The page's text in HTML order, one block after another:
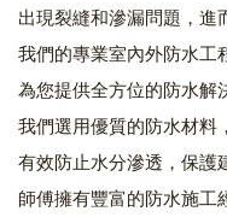
出現裂縫和滲漏問題，進
我們的專業室內外防水工
為您提供全方位的防水解
我們選用優質的防水材料
有效防止水分滲透，保護
師傅擁有豐富的防水施工